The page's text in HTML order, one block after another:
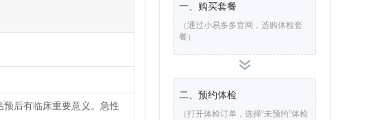
后有临床重要意义。急性
一、购买套餐
（通过小易多多官网，选购体检套
餐）
二、预约体检
（打开体检订单，选择“未预约”体检